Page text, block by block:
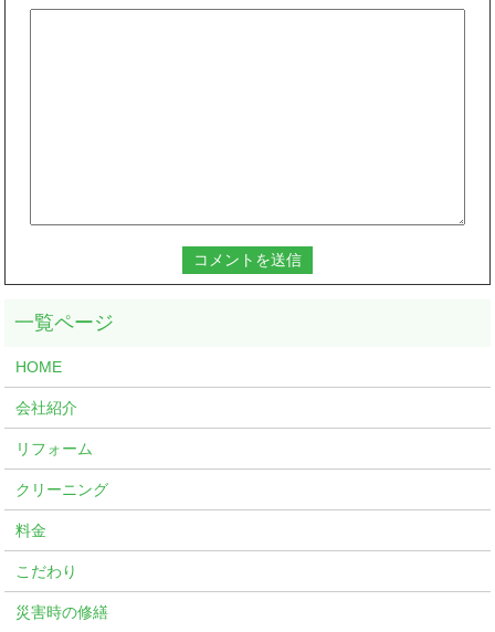
HOME
会社紹介
リフォーム
クリーニング
料金
こだわり
災害時の修繕